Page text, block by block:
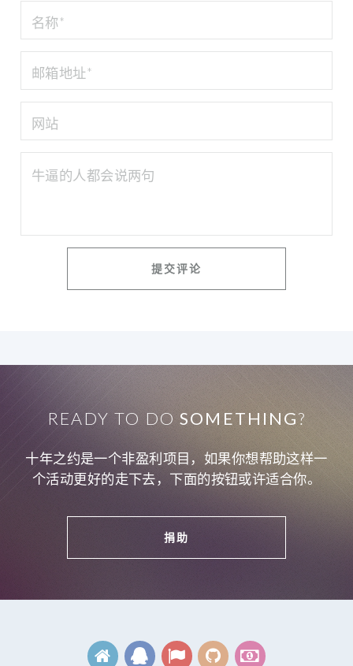
READY TO DOSOMETHING?
十年之约是一个非盈利项目，如果你想帮助这样一
个活动更好的走下去，下面的按钮或许适合你。
捐助